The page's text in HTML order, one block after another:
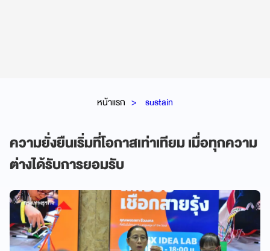
หน้าแรก sustain
ความยั่งยืนเริ่มที่โอกาสเท่าเทียม เมื่อทุกความ
ต่างได้รับการยอมรับ